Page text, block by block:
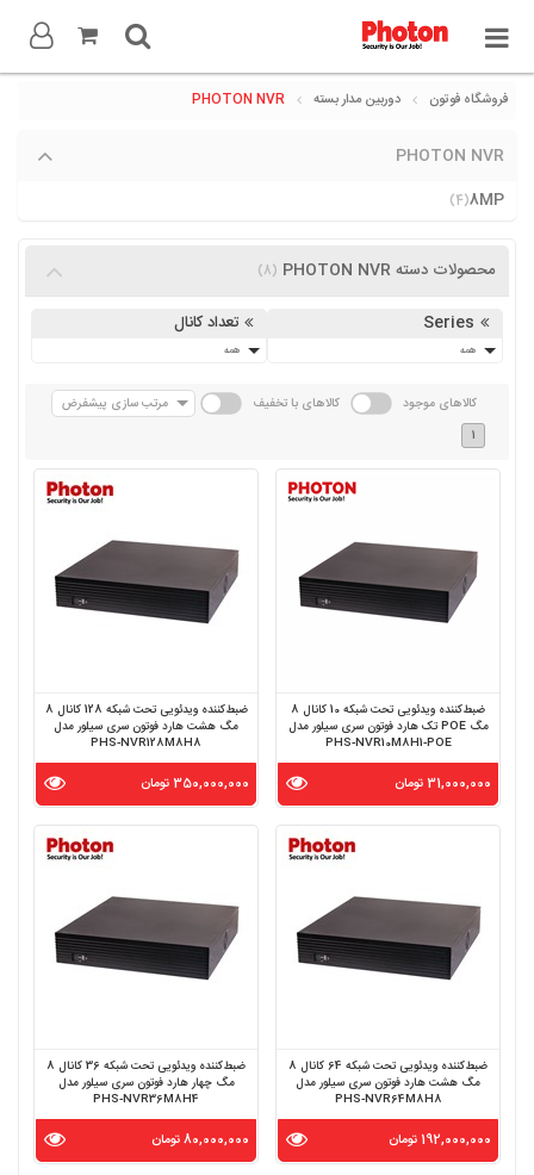
فروشگاه فوتون دوربین مدار بسته PHOTON NVR
PHOTON NVR
8MP
(4)
محصولات دسته PHOTON NVR (8)
Series
همه
تعداد کانال
همه
کالاهای موجود کالاهای با تخفیف
مرتب سازی پیشفرض
1
ضبط‌کننده ویدئویی تحت شبکه 10 کانال 8
مگ POE تک هارد فوتون سری سیلور مدل
PHS-NVR10M8H1-POE
31,000,000 تومان
ضبط‌کننده ویدئویی تحت شبکه 128 کانال 8
مگ هشت هارد فوتون سری سیلور مدل
PHS-NVR128M8H8
350,000,000 تومان
ضبط‌کننده ویدئویی تحت شبکه 64 کانال 8
مگ هشت هارد فوتون سری سیلور مدل
PHS-NVR64M8H8
192,000,000 تومان
ضبط‌کننده ویدئویی تحت شبکه 36 کانال 8
مگ چهار هارد فوتون سری سیلور مدل
PHS-NVR36M8H4
80,000,000 تومان